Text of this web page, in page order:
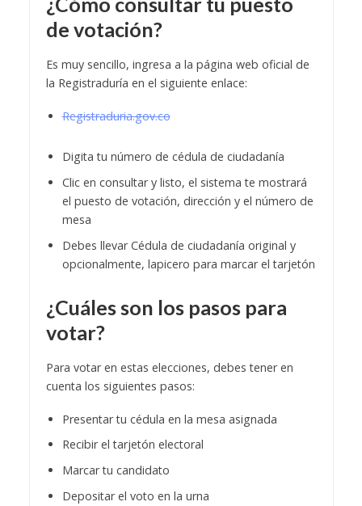
de votación?
Es muy sencillo, ingresa a la página web oficial de
la Registraduría en el siguiente enlace:
Registraduria.gov.co
Digita tu número de cédula de ciudadanía
Clic en consultar y listo, el sistema te mostrará
el puesto de votación, dirección y el número de
mesa
Debes llevar Cédula de ciudadanía original y
opcionalmente, lapicero para marcar el tarjetón
¿Cuáles son los pasos para
votar?
Para votar en estas elecciones, debes tener en
cuenta los siguientes pasos:
Presentar tu cédula en la mesa asignada
Recibir el tarjetón electoral
Marcar tu candidato
Depositar el voto en la urna